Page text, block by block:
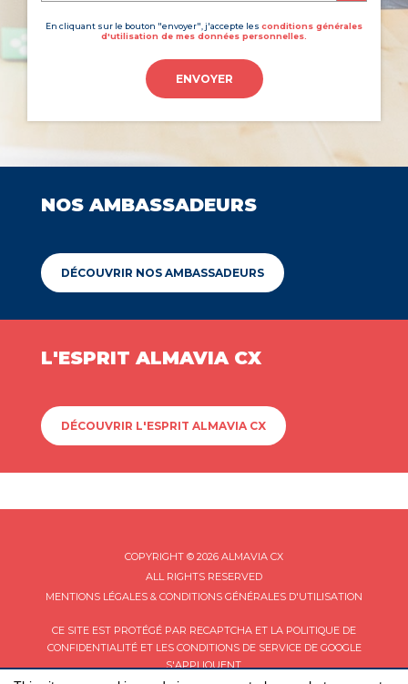
En cliquant sur le bouton "envoyer", j'accepte les conditions générales
d'utilisation de mes données personnelles.
ENVOYER
NOS AMBASSADEURS
DÉCOUVRIR NOS AMBASSADEURS
L'ESPRIT ALMAVIA CX
DÉCOUVRIR L'ESPRIT ALMAVIA CX
COPYRIGHT © 2026 ALMAVIA CX
ALL RIGHTS RESERVED
MENTIONS LÉGALES & CONDITIONS GÉNÉRALES D'UTILISATION
CE SITE EST PROTÉGÉ PAR RECAPTCHA ET LA POLITIQUE DE
CONFIDENTIALITÉET LES CONDITIONS DE SERVICEDE GOOGLE
S'APPLIQUENT.